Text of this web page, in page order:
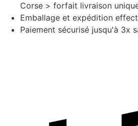
Corse > forfait livraison
Emballage et expédition
Paiement sécurisé jusqu'à 3x